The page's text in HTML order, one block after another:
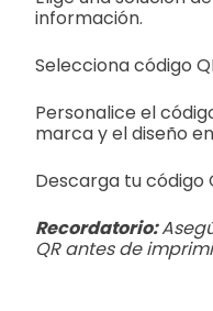
información.
Selecciona código
Personalice el
marca y el diseño
Descarga tu código
Recordatorio:
QR antes de